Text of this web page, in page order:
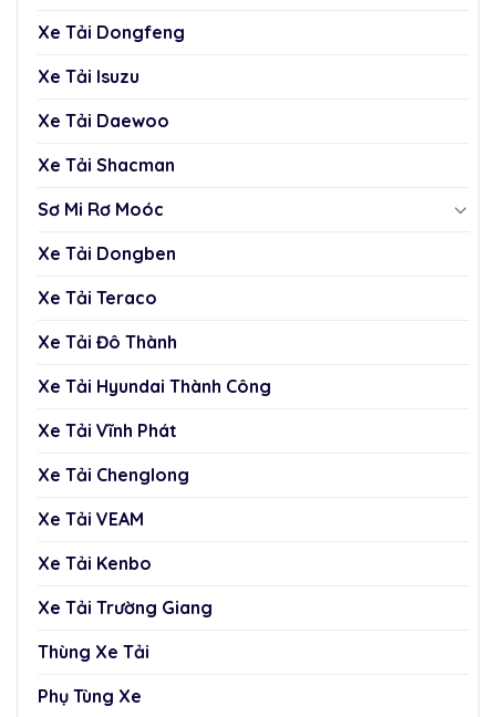
Xe Tải Dongfeng
Xe Tải Isuzu
Xe Tải Daewoo
Xe Tải Shacman
Sơ Mi Rơ Moóc
Xe Tải Dongben
Xe Tải Teraco
Xe Tải Đô Thành
Xe Tải Hyundai Thành Công
Xe Tải Vĩnh Phát
Xe Tải Chenglong
Xe Tải VEAM
Xe Tải Kenbo
Xe Tải Trường Giang
Thùng Xe Tải
Phụ Tùng Xe